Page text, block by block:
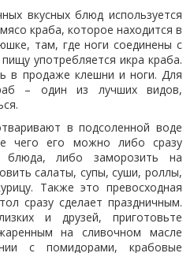
вкусных блюд используется
краба, которое находится в
там, где ноги соединены с
употребляется икра краба.
в продаже клешни и ноги. Для
– один из лучших видов,
в подсоленной воде
чего его можно либо сразу
блюда, либо заморозить на
салаты, супы, суши, роллы,
Также это превосходная
сразу сделает праздничным.
и друзей, приготовьте
на сливочном масле
с помидорами, крабовые